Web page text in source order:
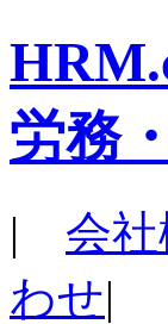
労務
| 会
わせ|